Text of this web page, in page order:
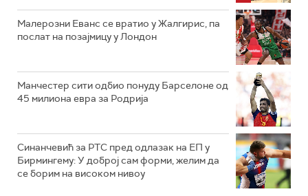
Малерозни Еванс се вратио у Жалгирис, па
послат на позајмицу у Лондон
Манчестер сити одбио понуду Барселоне од
45 милиона евра за Родрија
Синанчевић за РТС пред одлазак на ЕП у
Бирмингему: У доброј сам форми, желим да
се борим на високом нивоу